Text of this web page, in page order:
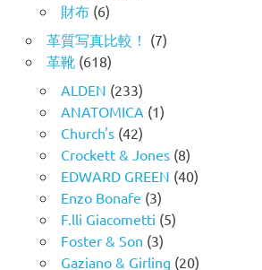
財布(6)
革質写真比較！ (7)
革靴(618)
ALDEN (233)
ANATOMICA (1)
Church's(42)
Crockett & Jones(8)
EDWARD GREEN (40)
Enzo Bonafe (3)
F.lli Giacometti (5)
Foster & Son (3)
Gaziano & Girling (20)